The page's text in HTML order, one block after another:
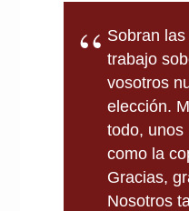
Sobran
trabajo
vosotros
elección.
todo, unos
como la
Gracias,
Nosotros